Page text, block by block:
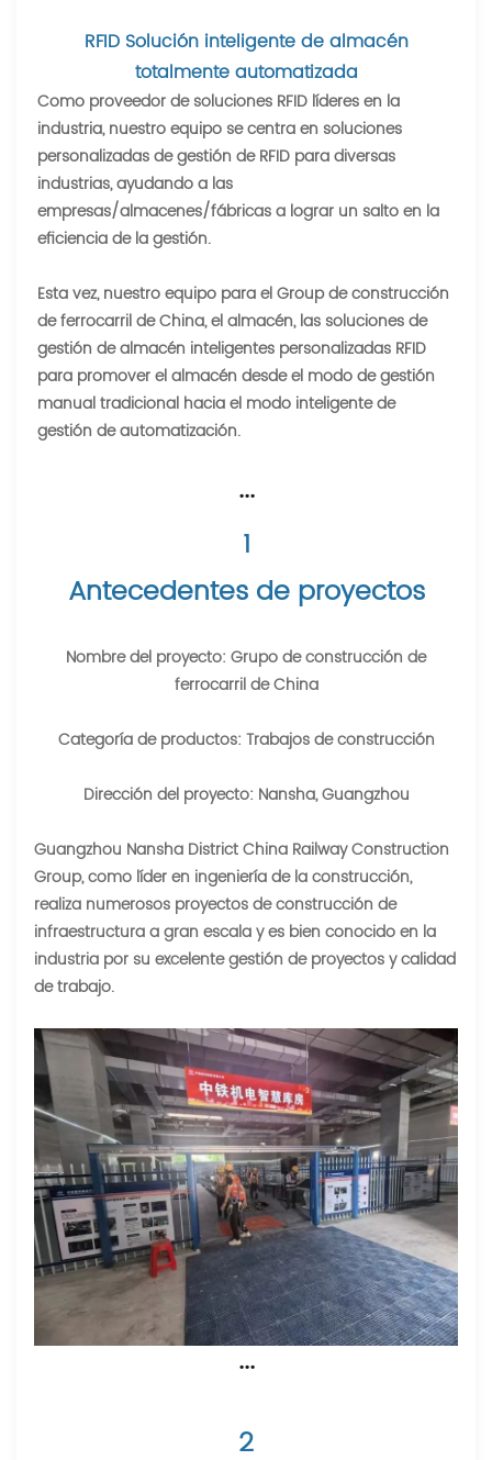
RFID Solución inteligente de almacén
totalmente automatizada
Como proveedor de soluciones RFID líderes en la
industria, nuestro equipo se centra en soluciones
personalizadas de gestión de RFID para diversas
industrias, ayudando a las
empresas/almacenes/fábricas a lograr un salto en la
eficiencia de la gestión.
Esta vez, nuestro equipo para el Group de construcción
de ferrocarril de China, el almacén, las soluciones de
gestión de almacén inteligentes personalizadas RFID
para promover el almacén desde el modo de gestión
manual tradicional hacia el modo inteligente de
gestión de automatización.
···
1
Antecedentes de proyectos
Nombre del proyecto: Grupo de construcción de
ferrocarril de China
Categoría de productos: Trabajos de construcción
Dirección del proyecto: Nansha, Guangzhou
Guangzhou Nansha District China Railway Construction
Group, como líder en ingeniería de la construcción,
realiza numerosos proyectos de construcción de
infraestructura a gran escala y es bien conocido en la
industria por su excelente gestión de proyectos y calidad
de trabajo.
···
2